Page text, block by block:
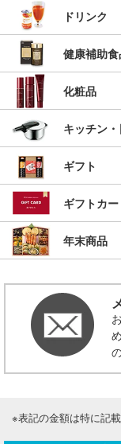
ドリンク
健康補助
化粧品
キッチン
ギフト
ギフトカー
年末商品
※表記の金額は特に記